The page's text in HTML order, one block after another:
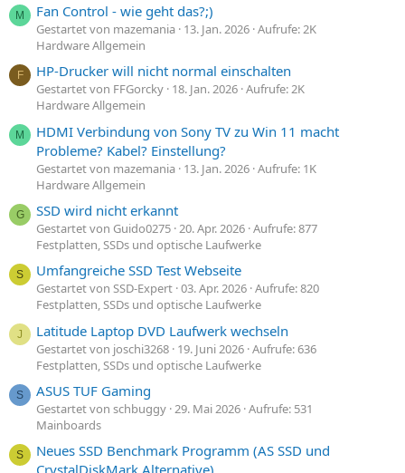
M Fan Control - wie geht das?;)
Gestartet von mazemania 13. Jan. 2026 Aufrufe: 2K
Hardware Allgemein
F HP-Drucker will nicht normal einschalten
Gestartet von FFGorcky 18. Jan. 2026 Aufrufe: 2K
Hardware Allgemein
M
HDMI Verbindung von Sony TV zu Win 11 macht
Probleme? Kabel? Einstellung?
Gestartet von mazemania 13. Jan. 2026 Aufrufe: 1K
Hardware Allgemein
G SSD wird nicht erkannt
Gestartet von Guido0275 20. Apr. 2026 Aufrufe: 877
Festplatten, SSDs und optische Laufwerke
S Umfangreiche SSD Test Webseite
Gestartet von SSD-Expert 03. Apr. 2026 Aufrufe: 820
Festplatten, SSDs und optische Laufwerke
J Latitude Laptop DVD Laufwerk wechseln
Gestartet von joschi3268 19. Juni 2026 Aufrufe: 636
Festplatten, SSDs und optische Laufwerke
S ASUS TUF Gaming
Gestartet von schbuggy 29. Mai 2026 Aufrufe: 531
Mainboards
S
Neues SSD Benchmark Programm (AS SSD und